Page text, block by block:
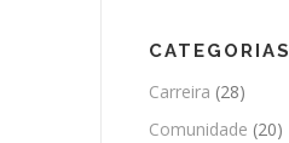
CATEGORIAS
Carreira (28)
Comunidade (20)